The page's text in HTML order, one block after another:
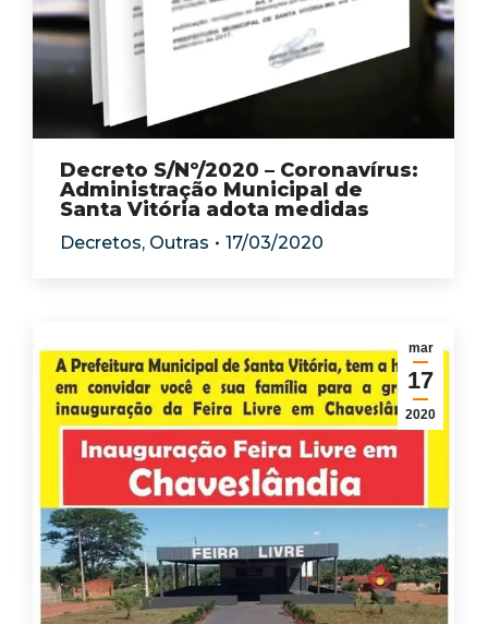
Decreto S/Nº/2020 – Coronavírus:
Administração Municipal de
Santa Vitória adota medidas
Decretos, Outras 17/03/2020
mar
17
2020